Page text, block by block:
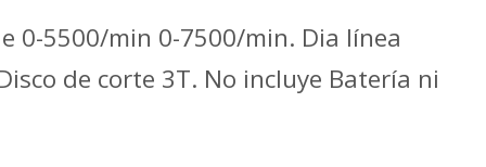
0-5500/min 0-7500/min. Dia línea
de corte 3T. No incluye Batería ni